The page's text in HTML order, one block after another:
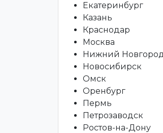
Екатеринбург
Казань
Краснодар
Москва
Нижний
Новосибирск
Омск
Оренбург
Пермь
Петрозаводск
Ростов-на-Дону